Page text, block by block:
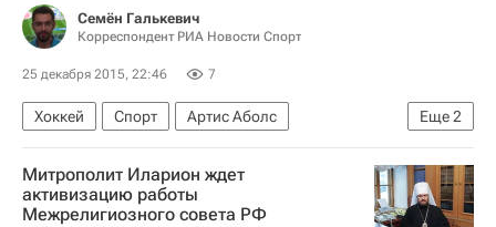
Семён Галькевич
Корреспондент РИА Новости Спорт
25 декабря 2015, 22:46 7
Еще2
Хоккей Спорт
Артис Аболс
КХЛ 2025-2026
ЦСКА
Митрополит Иларион ждет
активизацию работы
Межрелигиозного совета РФ